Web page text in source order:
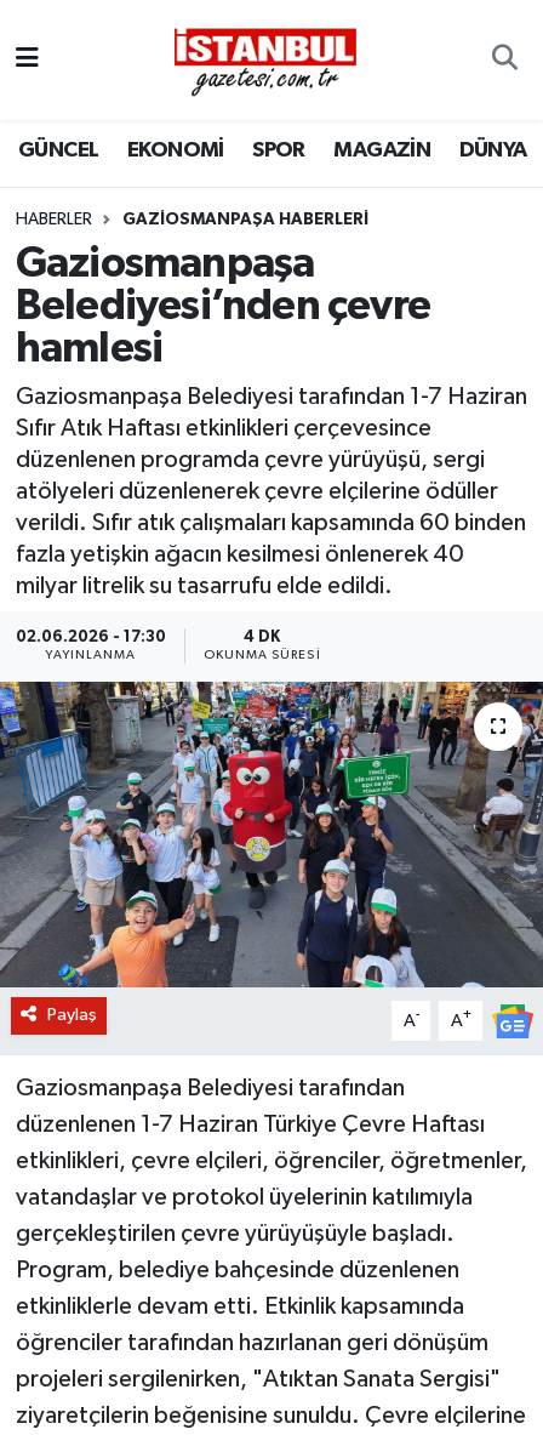
GÜNCEL EKONOMİ SPOR MAGAZİN DÜNYA
HABERLER GAZIOSMANPAŞA HABERLERI
Gaziosmanpaşa
Belediyesi’nden çevre
hamlesi
Gaziosmanpaşa Belediyesi tarafından 1-7 Haziran
Sıfır Atık Haftası etkinlikleri çerçevesince
düzenlenen programda çevre yürüyüşü, sergi
atölyeleri düzenlenerek çevre elçilerine ödüller
verildi. Sıfır atık çalışmaları kapsamında 60 binden
fazla yetişkin ağacın kesilmesi önlenerek 40
milyar litrelik su tasarrufu elde edildi.
02.06.2026 - 17:30
YAYINLANMA
4 DK
OKUNMA SÜRESI
Paylaş A- A+
Gaziosmanpaşa Belediyesi tarafından
düzenlenen 1-7 Haziran Türkiye Çevre Haftası
etkinlikleri, çevre elçileri, öğrenciler, öğretmenler,
vatandaşlar ve protokol üyelerinin katılımıyla
gerçekleştirilen çevre yürüyüşüyle başladı.
Program, belediye bahçesinde düzenlenen
etkinliklerle devam etti. Etkinlik kapsamında
öğrenciler tarafından hazırlanan geri dönüşüm
projeleri sergilenirken, "Atıktan Sanata Sergisi"
ziyaretçilerin beğenisine sunuldu. Çevre elçilerine
EKONOMİ
İSTANBUL
DÜNYA
SPOR
MAGAZİN
KÜLTÜR SANAT
SAĞLIK
BİLİM VE TEKNOLOJİ
OTOMOBİL
KURUMSAL
Nöbetçi Eczaneler
Hava Durumu
Trafik Durumu
Süper Lig Puan Durumu ve Fikstür
Tüm Manşetler
Son Dakika Haberleri
Haber Arşivi